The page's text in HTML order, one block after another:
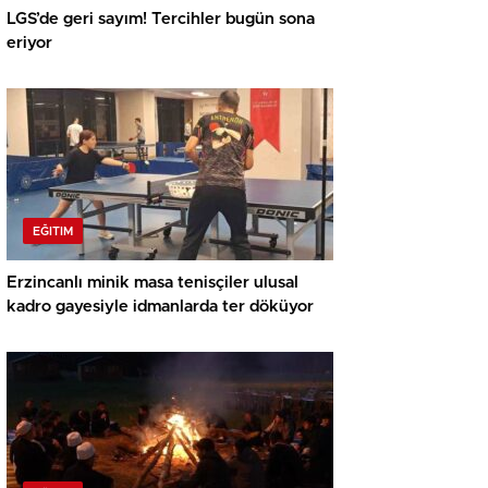
LGS’de geri sayım! Tercihler bugün sona
eriyor
EĞITIM
Erzincanlı minik masa tenisçiler ulusal
kadro gayesiyle idmanlarda ter döküyor